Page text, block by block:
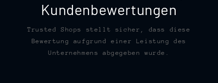
Kundenbewertungen
Trusted Shops stellt sicher, dass diese
Bewertung aufgrund einer Leistung des
Unternehmens abgegeben wurde.